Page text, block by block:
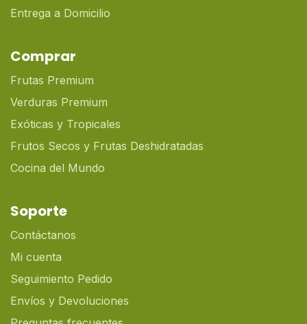
Entrega a Domicilio
Comprar
Frutas Premium
Verduras Premium
Exóticas y Tropicales
Frutos Secos y Frutas Deshidratadas
Cocina del Mundo
Soporte
Contáctanos
Mi cuenta
Seguimiento Pedido
Envíos y Devoluciones